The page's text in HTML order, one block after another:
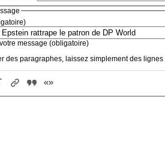
message (obligatoire)
des paragraphes, laissez simplement des lignes